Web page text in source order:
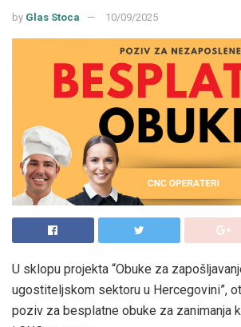
by Glas Stoca 10/09/2025
U sklopu projekta “Obuke za
ugostiteljskom sektoru u Hercegovini”,
poziv za besplatne obuke za zanimanja